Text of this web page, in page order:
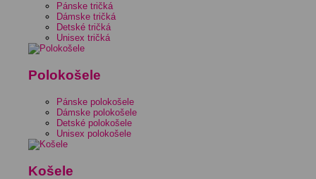
Pánske tričká
Dámske tričká
Detské tričká
Unisex tričká
Polokošele
Pánske polokošele
Dámske polokošele
Detské polokošele
Unisex polokošele
Košele